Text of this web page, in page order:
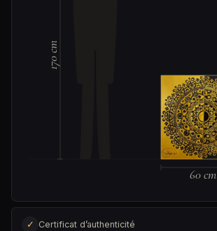
60 cm
170 cm
✓ Certificat d’authenticité